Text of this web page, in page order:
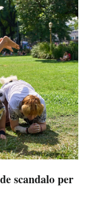
scandalo per